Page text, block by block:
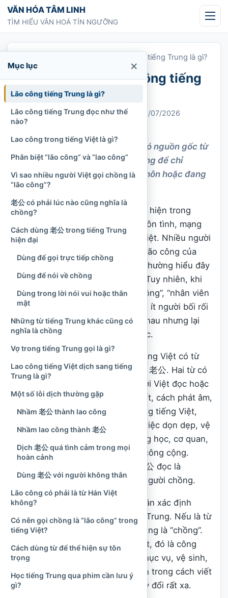
Chuyển tới nội dung
VĂN HÓA TÂM LINH
TÌM HIỂU VĂN HOÁ TÍN NGƯỠNG
Lão công là gì? Lão công tiếng Trung là gì?
Lão công là gì? Lão công tiếng
Trung là gì?
Chi Tran 31/05/2023Cập nhật: 06/07/2026
Tư liệu
“Lão công” là một thuật ngữ có nguồn gốc từ
tiếng Trung Quốc được sử dụng để chỉ
chồng, người đàn ông đã kết hôn hoặc đang
sống cùng vợ.
“Lão công” là một từ thường xuất hiện trong
phim Trung Quốc, tiểu thuyết ngôn tình, mạng
xã hội và các bản phụ đề tiếng Việt. Nhiều người
nghe câu như “lão công về rồi”, “lão công của
em” hoặc “đợi lão công tan làm” thường hiểu đây
là cách gọi chồng đầy thân mật. Tuy nhiên, khi
đặt từ này cạnh cụm từ “cô lao công”, “nhân viên
lao công” trong tiếng Việt, không ít người bối rối
vì hai cách nói nghe gần giống nhau nhưng lại
chỉ những sự việc hoàn toàn khác.
Sự nhầm lẫn xuất phát từ việc tiếng Việt có từ
“lao công”, còn tiếng Trung có từ 老公. Hai từ có
phần âm gần nhau khi được người Việt đọc hoặc
phiên âm, nhưng khác về chữ viết, cách phát âm,
nghĩa và ngữ cảnh sử dụng. Trong tiếng Việt,
“lao công” thường gắn với công việc dọn dẹp, vệ
sinh, bảo dưỡng cơ bản tại trường học, cơ quan,
bệnh viện, khu dân cư hoặc nơi công cộng.
Trong tiếng Trung phổ thông, 老公 đọc là
lǎogōngvà thường dùng để chỉ người chồng.
Vì vậy, khi hỏi “lão công là gì?”, cần xác định
đang nói về tiếng Việt hay tiếng Trung. Nếu là từ
tiếng Trung 老公, nghĩa thông dụng là “chồng”.
Nếu là “lao công” trong tiếng Việt, đó là công
việc hoặc người làm công việc phục vụ, vệ sinh,
dọn dẹp. Chỉ khác một dấu thanh trong cách viết
tiếng Việt, nhưng ý nghĩa đã thay đổi rất xa.
Mục lục ×
Lão công tiếng Trung là gì?
Lão công tiếng Trung đọc như thế
nào?
Lao công trong tiếng Việt là gì?
Phân biệt “lão công” và “lao công”
Vì sao nhiều người Việt gọi chồng là
“lão công”?
老公 có phải lúc nào cũng nghĩa là
chồng?
Cách dùng 老公 trong tiếng Trung
hiện đại
Dùng để gọi trực tiếp chồng
Dùng để nói về chồng
Dùng trong lời nói vui hoặc thân
mật
Những từ tiếng Trung khác cũng có
nghĩa là chồng
Vợ trong tiếng Trung gọi là gì?
Lao công tiếng Việt dịch sang tiếng
Trung là gì?
Một số lỗi dịch thường gặp
Nhầm 老公 thành lao công
Nhầm lao công thành 老公
Dịch 老公 quá tình cảm trong mọi
hoàn cảnh
Dùng 老公 với người không thân
Lão công có phải là từ Hán Việt
không?
Có nên gọi chồng là “lão công” trong
tiếng Việt?
Cách dùng từ để thể hiện sự tôn
trọng
Học tiếng Trung qua phim cần lưu ý
gì?